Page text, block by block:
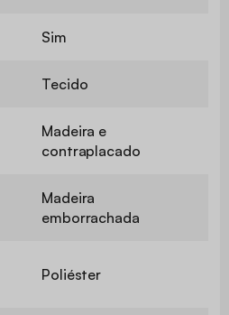
Sim
Tecido
Madeira e
contraplacado
Madeira
emborrachada
Poliéster